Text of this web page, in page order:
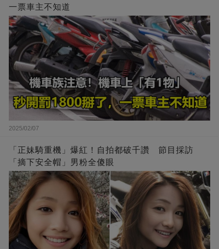
一票車主不知道
2025/02/07
「正妹騎重機」爆紅！自拍都破千讚 節目採訪
「摘下安全帽」男粉全傻眼